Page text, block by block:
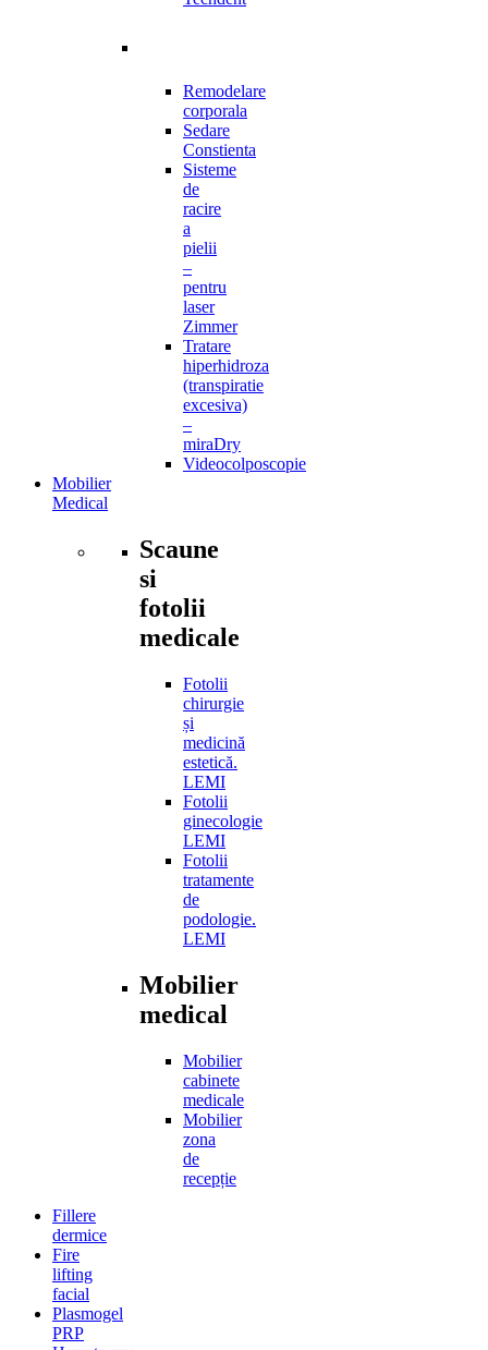
Remodelare
corporala
Sedare
Constienta
Sisteme
de
racire
a
pielii
–
pentru
laser
Zimmer
Tratare
hiperhidroza
(transpiratie
excesiva)
–
miraDry
Videocolposcopie
Mobilier
Medical
Scaune
si
fotolii
medicale
Fotolii
chirurgie
și
medicină
estetică.
LEMI
Fotolii
ginecologie
LEMI
Fotolii
tratamente
de
podologie.
LEMI
Mobilier
medical
Mobilier
cabinete
medicale
Mobilier
zona
de
recepție
Fillere
dermice
Fire
lifting
facial
Plasmogel
PRP